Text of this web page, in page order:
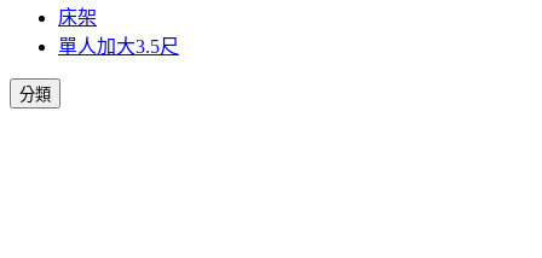
床架
單人加大3.5尺
分類